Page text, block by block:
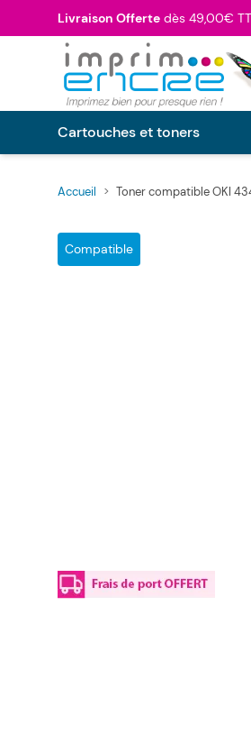
Livraison Offerte dès 49,00€
Cartouches et toners
Accueil > Toner compatible OKI
Compatible
Main image
Click to view image in fullscreen